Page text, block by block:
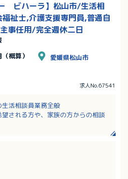
ビハーラ】松山市/生活相
祉士,介護支援専門員,普通自
事任用/完全週休二日
概算） 愛媛県松山市
求人No.67541
活相談員業務全般
望される方や、家族の方からの相談